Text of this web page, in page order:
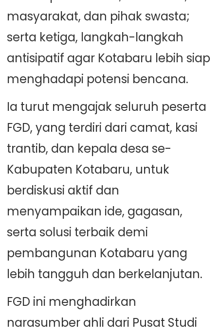
masyarakat, dan pihak swasta;
serta ketiga, langkah-langkah
antisipatif agar Kotabaru lebih siap
menghadapi potensi bencana.
Ia turut mengajak seluruh peserta
FGD, yang terdiri dari camat, kasi
trantib, dan kepala desa se-
Kabupaten Kotabaru, untuk
berdiskusi aktif dan
menyampaikan ide, gagasan,
serta solusi terbaik demi
pembangunan Kotabaru yang
lebih tangguh dan berkelanjutan.
FGD ini menghadirkan
narasumber ahli dari Pusat Studi